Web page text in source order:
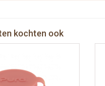
kochten ook